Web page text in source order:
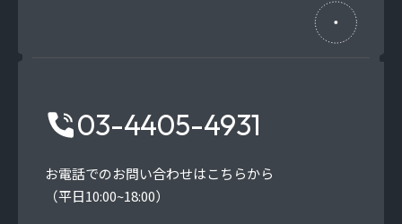
03-4405-4931
お電話でのお問い合わせはこちらから
（平日10:00~18:00）